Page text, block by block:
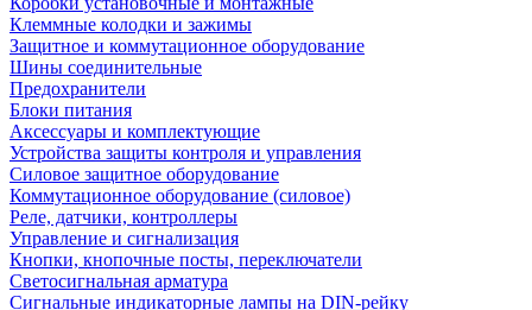
Клеммные колодки и зажимы
Защитное и коммутационное оборудование
Шины соединительные
Предохранители
Блоки питания
Аксессуары и комплектующие
Устройства защиты контроля и управления
Силовое защитное оборудование
Коммутационное оборудование (силовое)
Реле, датчики, контроллеры
Управление и сигнализация
Кнопки, кнопочные посты, переключатели
Светосигнальная арматура
Сигнальные индикаторные лампы на DIN-рейку